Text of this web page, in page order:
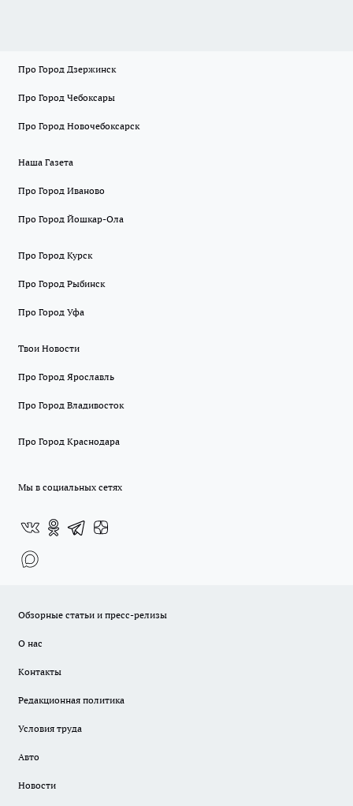
Про Город Дзержинск
Про Город Чебоксары
Про Город Новочебоксарск
Наша Газета
Про Город Иваново
Про Город Йошкар-Ола
Про Город Курск
Про Город Рыбинск
Про Город Уфа
Твои Новости
Про Город Ярославль
Про Город Владивосток
Про Город Краснодара
Мы в социальных сетях
Обзорные статьи и пресс-релизы
О нас
Контакты
Редакционная политика
Условия труда
Авто
Новости